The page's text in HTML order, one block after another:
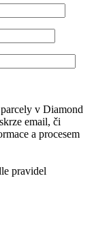
v Diamond
email, či
a procesem
pravidel